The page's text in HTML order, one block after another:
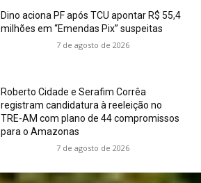
Dino aciona PF após TCU apontar R$ 55,4
milhões em “Emendas Pix” suspeitas
7 de agosto de 2026
Roberto Cidade e Serafim Corrêa
registram candidatura à reeleição no
TRE-AM com plano de 44 compromissos
para o Amazonas
7 de agosto de 2026